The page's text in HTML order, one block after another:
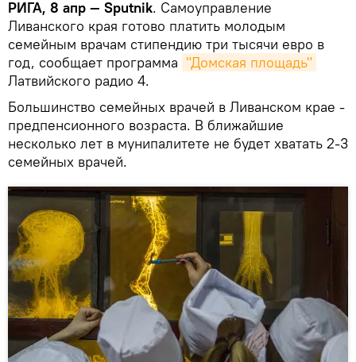
РИГА, 8 апр — Sputnik. Самоуправление
Ливанского края готово платить молодым
семейным врачам стипендию три тысячи евро в
год, сообщает программа "Домская площадь"
Латвийского радио 4.
Большинство семейных врачей в Ливанском крае -
предпенсионного возраста. В ближайшие
несколько лет в мунипалитете не будет хватать 2-3
семейных врачей.